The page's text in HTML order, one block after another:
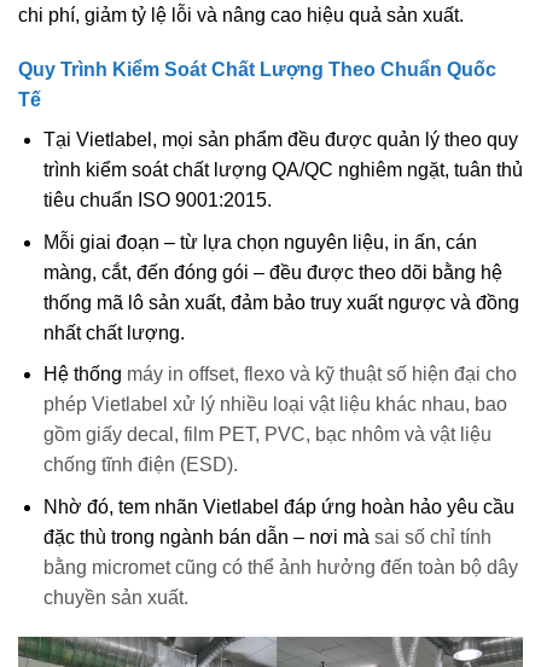
chi phí, giảm tỷ lệ lỗi và nâng cao hiệu quả sản xuất.
Quy Trình Kiểm Soát Chất Lượng Theo Chuẩn Quốc
Tế
Tại Vietlabel, mọi sản phẩm đều được quản lý theo quy
trình kiểm soát chất lượng QA/QC nghiêm ngặt, tuân thủ
tiêu chuẩn ISO 9001:2015.
Mỗi giai đoạn – từ lựa chọn nguyên liệu, in ấn, cán
màng, cắt, đến đóng gói – đều được theo dõi bằng hệ
thống mã lô sản xuất, đảm bảo truy xuất ngược và đồng
nhất chất lượng.
Hệ thống máy in offset, flexo và kỹ thuật số hiện đại cho
phép Vietlabel xử lý nhiều loại vật liệu khác nhau, bao
gồm giấy decal, film PET, PVC, bạc nhôm và vật liệu
chống tĩnh điện (ESD).
Nhờ đó, tem nhãn Vietlabel đáp ứng hoàn hảo yêu cầu
đặc thù trong ngành bán dẫn – nơi mà sai số chỉ tính
bằng micromet cũng có thể ảnh hưởng đến toàn bộ dây
chuyền sản xuất.